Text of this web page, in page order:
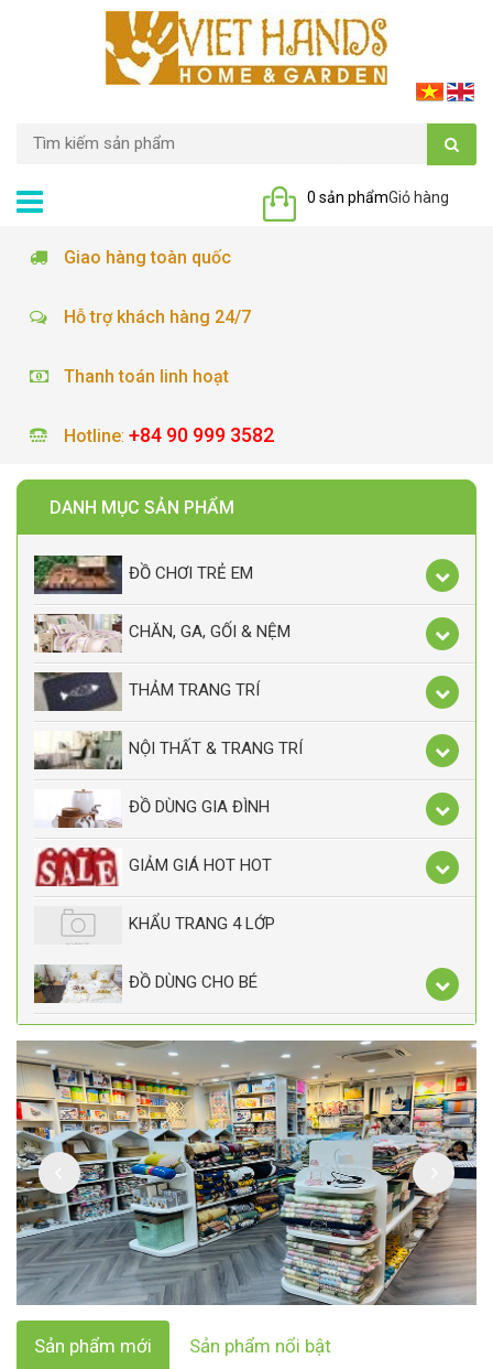
Giỏ hàng
0 sản phẩm
Giao hàng toàn quốc
Hỗ trợ khách hàng 24/7
Thanh toán linh hoạt
Hotline: +84 90 999 3582
DANH MỤC SẢN PHẨM
ĐỒ CHƠI TRẺ EM
CHĂN, GA, GỐI & NỆM
THẢM TRANG TRÍ
NỘI THẤT & TRANG TRÍ
ĐỒ DÙNG GIA ĐÌNH
GIẢM GIÁ HOT HOT
KHẨU TRANG 4 LỚP
ĐỒ DÙNG CHO BÉ
Sản phẩm mới Sản phẩm nổi bật